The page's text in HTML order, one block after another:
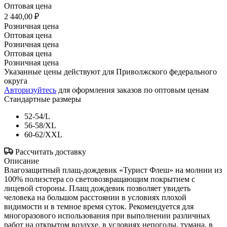
Оптовая цена
2 440,00 ₽
Розничная цена
Оптовая цена
Розничная цена
Оптовая цена
Розничная цена
Указанные цены действуют для Приволжского федерального
округа
Авторизуйтесь для оформления заказов по оптовым ценам
Стандартные размеры
52-54/L
56-58/XL
60-62/XXL
Рассчитать доставку
Описание
Влагозащитный плащ-дождевик «Турист Флеш» на молнии из
100% полиэстера со световозвращающим покрытием с
лицевой стороны. Плащ дождевик позволяет увидеть
человека на большом расстоянии в условиях плохой
видимости и в темное время суток. Рекомендуется для
многоразового использования при выполнении различных
работ на открытом воздухе, в условиях непогоды, тумана, в